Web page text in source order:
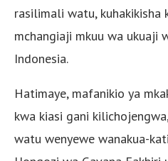
rasilimali watu, kuhakikisha
mchangiaji mkuu wa ukuaji
Indonesia.
Hatimaye, mafanikio ya
kwa kiasi gani
watu wenyewe wanakua-